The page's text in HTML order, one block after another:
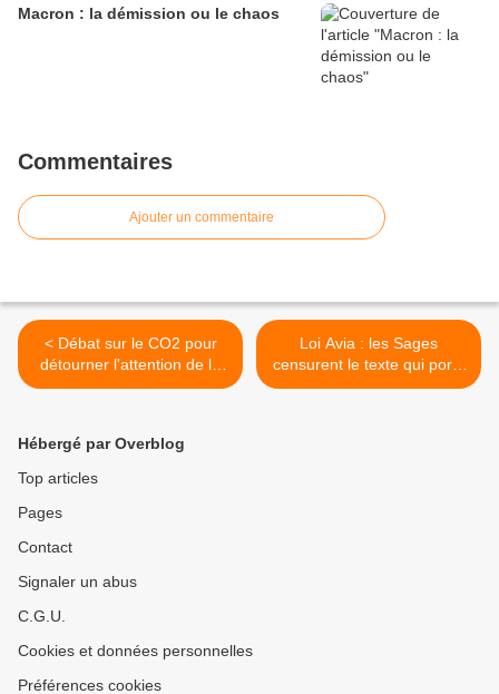
Macron : la démission ou le chaos
Commentaires
Ajouter un commentaire
< Débat sur le CO2 pour
détourner l'attention de la
manipulation du climat
Loi Avia : les Sages
censurent le texte qui porte
«atteinte» à «la liberté
Hébergé par Overblog
Top articles
Pages
Contact
Signaler un abus
C.G.U.
Cookies et données personnelles
Préférences cookies